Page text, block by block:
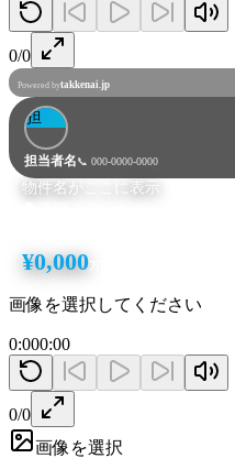
0/0
Powered bytakkenai.jp
担
担当者名📞 000-0000-0000
物件名がここに表示
¥0,000
画像を選択してください
0:000:00
0/0
画像を選択